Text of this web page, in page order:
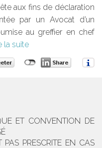
aux fins de déclaration
par un Avocat d’un
au greffier en chef
la suite
ET CONVENTION DE
PRESCRITE EN CAS